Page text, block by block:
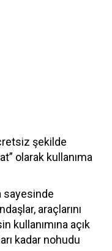
şekilde
olarak kullanıma
sayesinde
araçlarını
kullanımına açık
kadar nohudu